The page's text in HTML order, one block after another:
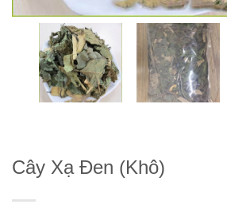
Cây Xạ Đen (Khô)